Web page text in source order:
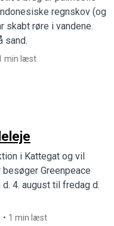
regnskov (og
skabt røre i vandene.
sand.
min læst
i Kattegat og vil
Greenpeace
4. august til fredag d.
1 min læst